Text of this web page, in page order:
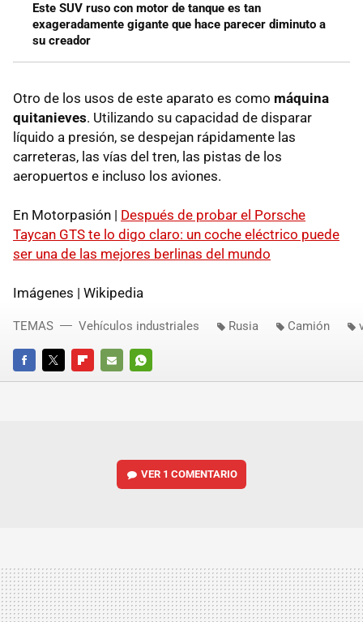
Este SUV ruso con motor de tanque es tan
exageradamente gigante que hace parecer diminuto a
su creador
Otro de los usos de este aparato es como máquina
quitanieves. Utilizando su capacidad de disparar
líquido a presión, se despejan rápidamente las
carreteras, las vías del tren, las pistas de los
aeropuertos e incluso los aviones.
En Motorpasión | Después de probar el Porsche
Taycan GTS te lo digo claro: un coche eléctrico puede
ser una de las mejores berlinas del mundo
Imágenes | Wikipedia
FACEBOOKTWITTERFLIPBOARD
E-
WHATSAPP
TEMAS Vehículos industriales Rusia Camión
VER 1 COMENTARIO